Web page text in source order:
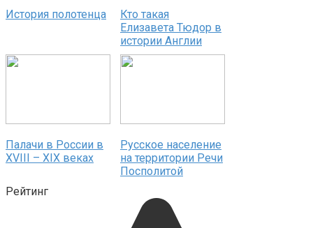
История полотенца
Кто такая
Елизавета Тюдор в
истории Англии
Палачи в России в
XVIII – XIX веках
Русское население
на территории Речи
Посполитой
Рейтинг